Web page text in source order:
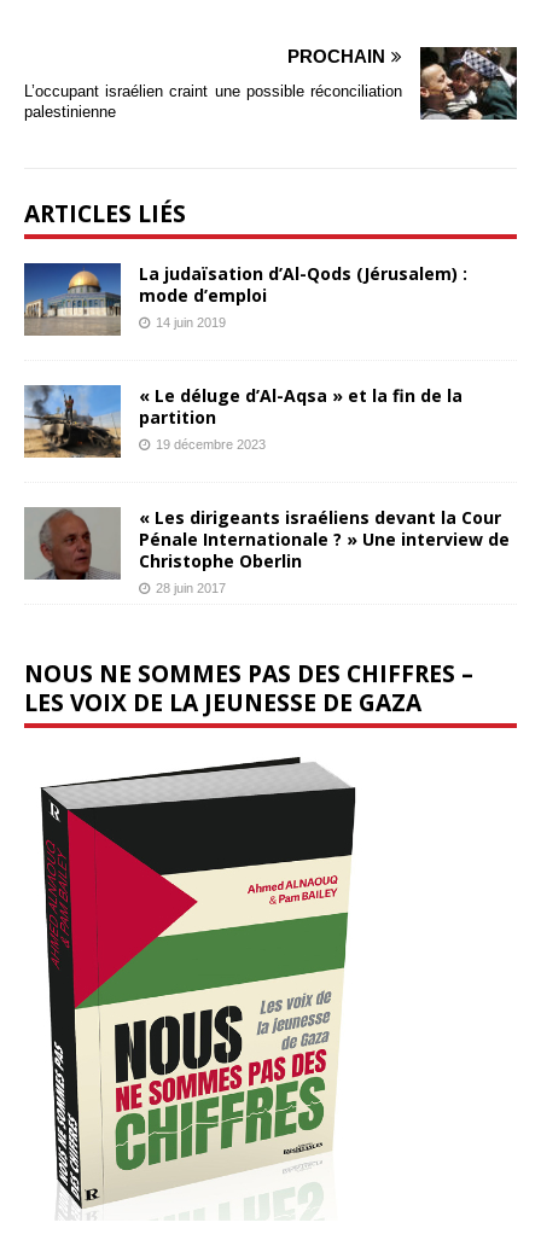
PROCHAIN
L’occupant israélien craint une possible réconciliation
palestinienne
ARTICLES LIÉS
La judaïsation d’Al-Qods (Jérusalem) :
mode d’emploi
14 juin 2019
« Le déluge d’Al-Aqsa » et la fin de la
partition
19 décembre 2023
« Les dirigeants israéliens devant la Cour
Pénale Internationale ? » Une interview de
Christophe Oberlin
28 juin 2017
NOUS NE SOMMES PAS DES CHIFFRES –
LES VOIX DE LA JEUNESSE DE GAZA